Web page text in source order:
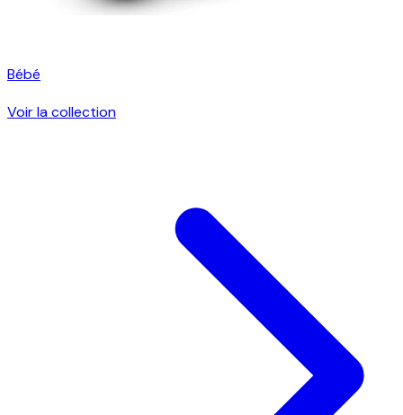
Bébé
Voir la collection